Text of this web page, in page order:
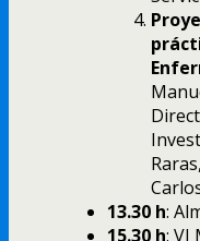
13.30 h:
15.30 h: VI